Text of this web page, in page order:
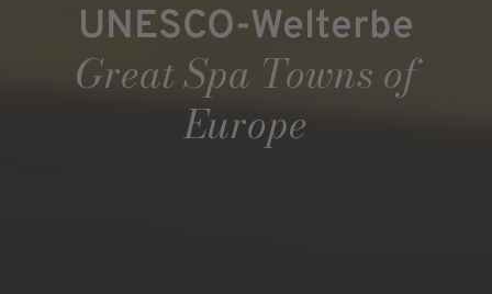
UNESCO-Welterbe
Great Spa Towns of
Europe